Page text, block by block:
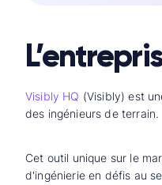
Visibly HQ (Visibly) est
des ingénieurs de terrain.
Cet outil unique sur le
d'ingénierie en défis au